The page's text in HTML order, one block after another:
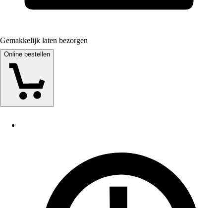
Gemakkelijk laten bezorgen
Online bestellen